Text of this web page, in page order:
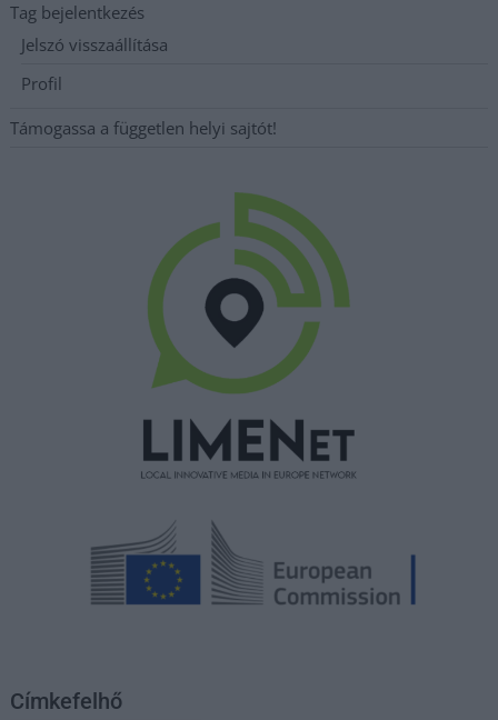
Tag bejelentkezés
Jelszó visszaállítása
Profil
Támogassa a független helyi sajtót!
Címkefelhő